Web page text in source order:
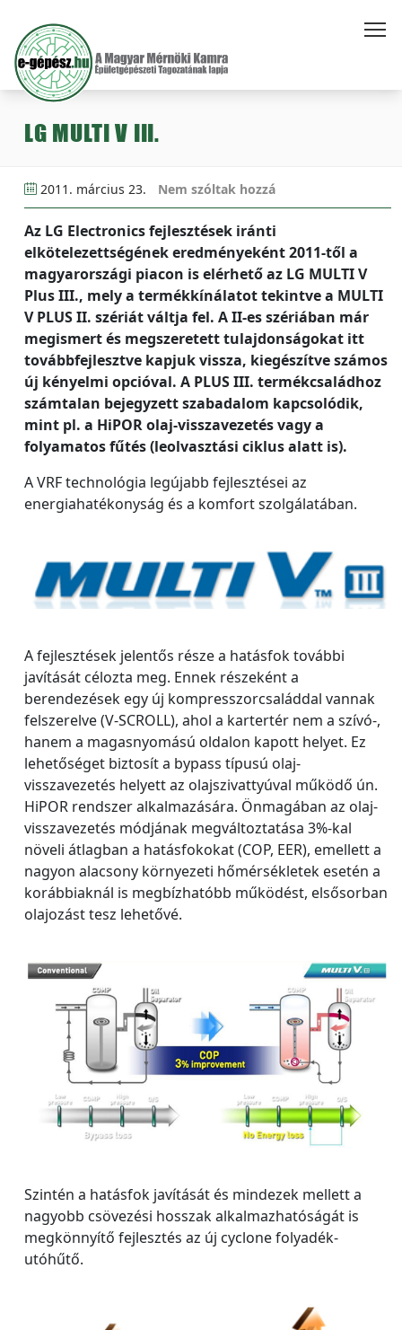
LG MULTI V III.
2011. március 23. Nem szóltak hozzá
Az LG Electronics fejlesztések iránti
elkötelezettségének eredményeként 2011-től a
magyarországi piacon is elérhető az LG MULTI V
Plus III., mely a termékkínálatot tekintve a MULTI
V PLUS II. szériát váltja fel. A II-es szériában már
megismert és megszeretett tulajdonságokat itt
továbbfejlesztve kapjuk vissza, kiegészítve számos
új kényelmi opcióval. A PLUS III. termékcsaládhoz
számtalan bejegyzett szabadalom kapcsolódik,
mint pl. a HiPOR olaj-visszavezetés vagy a
folyamatos fűtés (leolvasztási ciklus alatt is).
A VRF technológia legújabb fejlesztései az
energiahatékonyság és a komfort szolgálatában.
A fejlesztések jelentős része a hatásfok további
javítását célozta meg. Ennek részeként a
berendezések egy új kompresszorcsaláddal vannak
felszerelve (V-SCROLL), ahol a kartertér nem a szívó-,
hanem a magasnyomású oldalon kapott helyet. Ez
lehetőséget biztosít a bypass típusú olaj-
visszavezetés helyett az olajszivattyúval működő ún.
HiPOR rendszer alkalmazására. Önmagában az olaj-
visszavezetés módjának megváltoztatása 3%-kal
növeli átlagban a hatásfokokat (COP, EER), emellett a
nagyon alacsony környezeti hőmérsékletek esetén a
korábbiaknál is megbízhatóbb működést, elsősorban
olajozást tesz lehetővé.
Szintén a hatásfok javítását és mindezek mellett a
nagyobb csövezési hosszak alkalmazhatóságát is
megkönnyítő fejlesztés az új cyclone folyadék-
utóhűtő.